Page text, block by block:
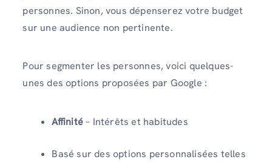
personnes. Sinon, vous dépenserez votre budget
sur une audience non pertinente.
Pour segmenter les personnes, voici quelques-
unes des options proposées par Google :
Affinité– Intérêts et habitudes
Basé sur des options personnalisées telles